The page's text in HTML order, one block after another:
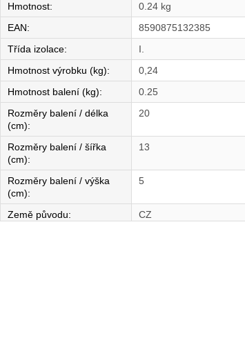
Hmotnost:
0.24 kg
EAN:
8590875132385
Třída izolace:
I.
Hmotnost výrobku (kg):
0,24
Hmotnost balení (kg):
0.25
Rozměry balení / délka
(cm):
20
Rozměry balení / šířka
(cm):
13
Rozměry balení / výška
(cm):
5
Země původu: CZ